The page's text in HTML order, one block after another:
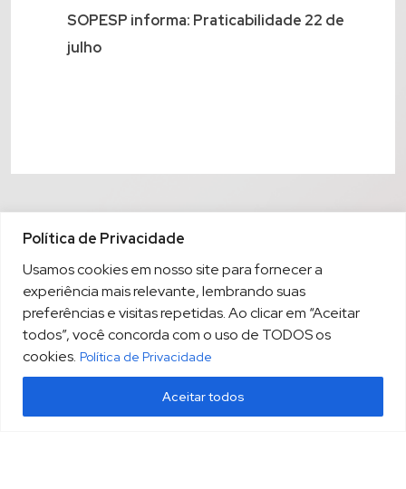
Política de Privacidade
Usamos cookies em nosso site para fornecer a
experiência mais relevante, lembrando suas
preferências e visitas repetidas. Ao clicar em “Aceitar
todos”, você concorda com o uso de TODOS os
cookies. Política de Privacidade
Aceitar todos
SOPESP informa: Praticabilidade 22 de
julho